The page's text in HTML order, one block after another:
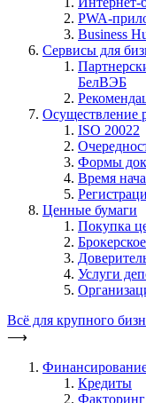
PWA-
Business
Сервисы для
БелВЭБ
Осуществление
ISO 20022
Формы
Время
Ценные бумаги
Покупка
Услуги
Всё для крупного
⟶
Кредиты
Факторинг